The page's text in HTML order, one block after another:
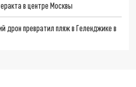
в центре Москвы
дрон превратил пляж в Геленджике в